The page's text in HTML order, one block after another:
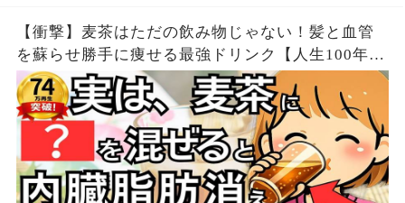
【衝撃】麦茶はただの飲み物じゃない！髪と血管
を蘇らせ勝手に痩せる最強ドリンク【人生100年時
代】知らないと損する健康雑学